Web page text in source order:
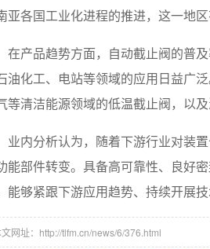
亚各国工业化进程的推进，这一地
在产品趋势方面，自动截止阀的普
油化工、电站等领域的应用日益广
等清洁能源领域的低温截止阀，以
业内分析认为，随着下游行业对装
能部件转变。具备高可靠性、良好
能够紧跟下游应用趋势、持续开展
网址：http://tlfm.cn/news/6/376.html